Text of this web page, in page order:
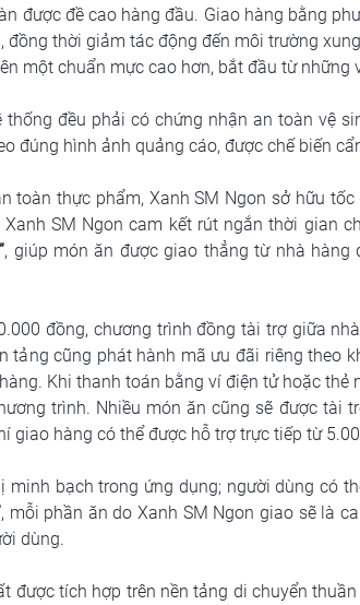
được đề cao hàng đầu. Giao hàng bằng
đồng thời giảm tác động đến môi trường
một chuẩn mực cao hơn, bắt đầu từ những
đều phải có chứng nhận an toàn vệ
đúng hình ảnh quảng cáo, được chế biến
toàn thực phẩm, Xanh SM Ngon sở hữu
SM Ngon cam kết rút ngắn thời gian
, giúp món ăn được giao thẳng từ nhà
đồng, chương trình đồng tài trợ giữa
tảng cũng phát hành mã ưu đãi riêng theo
Khi thanh toán bằng ví điện tử hoặc
trình. Nhiều món ăn cũng sẽ được tài
giao hàng có thể được hỗ trợ trực tiếp từ
minh bạch trong ứng dụng; người dùng có
, mỗi phần ăn do Xanh SM Ngon giao sẽ là
dùng.
được tích hợp trên nền tảng di chuyển